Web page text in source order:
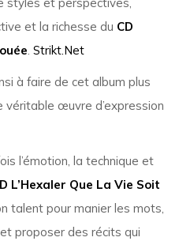
et la richesse du CD
. Strikt.Net
à faire de cet album plus
véritable œuvre d’expression
l’émotion, la technique et
L’Hexaler Que La Vie Soit
talent pour manier les mots,
proposer des récits qui